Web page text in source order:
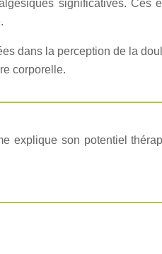
significatives.
dans la perception de la
corporelle.
explique son potentiel